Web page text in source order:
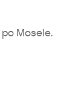
Mosele.